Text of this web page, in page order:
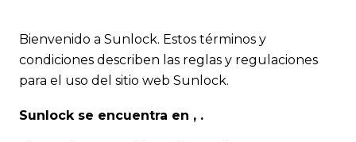
Bienvenido a Sunlock. Estos términos y
condiciones describen las reglas y regulaciones
para el uso del sitio web Sunlock.
Sunlock se encuentra en , .